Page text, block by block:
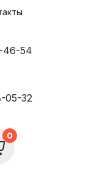
46-54
05-32